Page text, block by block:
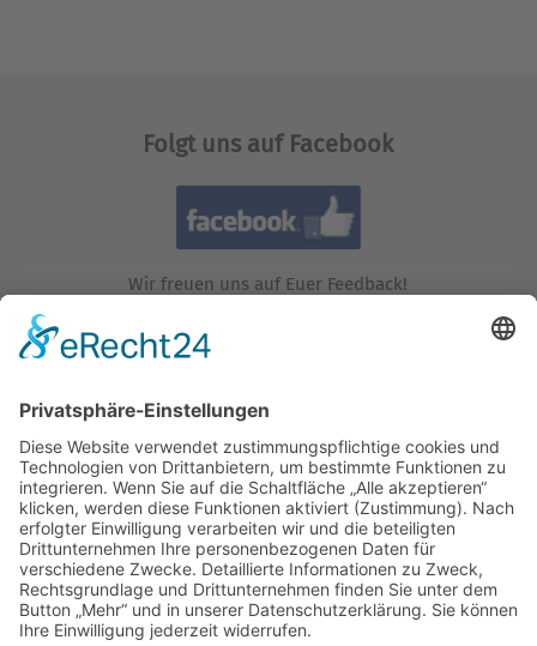
Folgt uns auf Facebook
Wir freuen uns auf Euer Feedback!
Folgt uns auf Instagram!
Wir freuen uns auf Euren Besuch!
Besucht uns auf YouTube!